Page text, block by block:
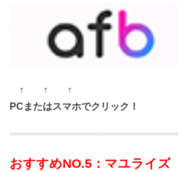
↑ ↑ ↑
PCまたはスマホでクリック！
おすすめNO.5：マユライズ